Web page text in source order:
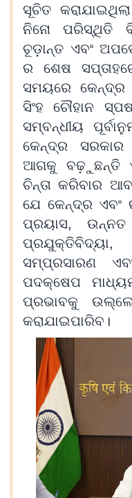
ସୂଚିତ
ନିନୋ ପରିସ୍ଥିତି
ଚୂଡ଼ାନ୍ତ ଏବଂ
ର ଶେଷ
ସମୟରେ କେନ୍ଦ୍ର
ସିଂହ ଚୌହାନ
ସମ୍ବନ୍ଧୀୟ
କେନ୍ଦ୍ର
ଆଗକୁ ବଢ଼ୁଛନ୍ତି
ଚିନ୍ତା କରିବାର
ଯେ କେନ୍ଦ୍ର ଏବଂ
ପ୍ରୟାସ,
ସମ୍ପ୍ରସାରଣ
ପଦକ୍ଷେପ
ପ୍ରଭାବକୁ
କରାଯାଇପାରିବ।